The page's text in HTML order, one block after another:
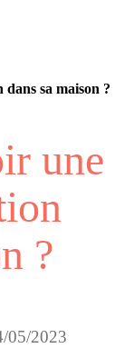
sa maison ?
une
?
05/2023